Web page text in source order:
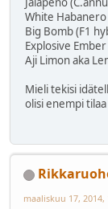
White
Big Bomb (F1
Explosive
Aji Limon aka
Mieli tekisi
olisi enempi tilaa
maaliskuu 17, 2014,